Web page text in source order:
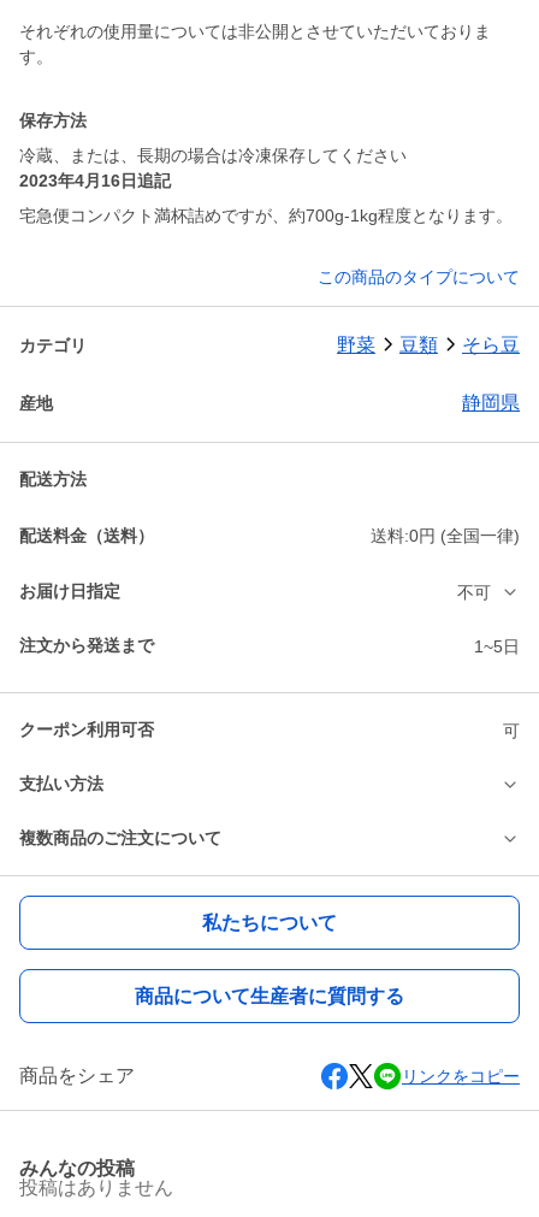
それぞれの使用量については非公開とさせていただいておりま
す。
保存方法
冷蔵、または、長期の場合は冷凍保存してください
2023年4月16日追記
宅急便コンパクト満杯詰めですが、約700g-1kg程度となります。
この商品のタイプについて
カテゴリ 野菜 豆類 そら豆
産地 静岡県
配送方法
配送料金（送料） 送料:0円 (全国一律)
お届け日指定 不可
注文から発送まで 1~5日
クーポン利用可否 可
支払い方法
複数商品のご注文について
私たちについて
商品について生産者に質問する
商品をシェア リンクをコピー
みんなの投稿
投稿はありません